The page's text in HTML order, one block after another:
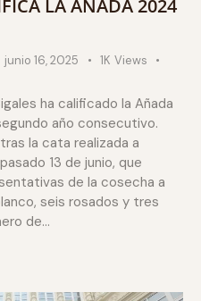
LA AÑADA 2024
junio 16, 2025 1K Views
ha calificado la Añada
año consecutivo.
la cata realizada a
13 de junio, que
de la cosecha a
seis rosados y tres
de…